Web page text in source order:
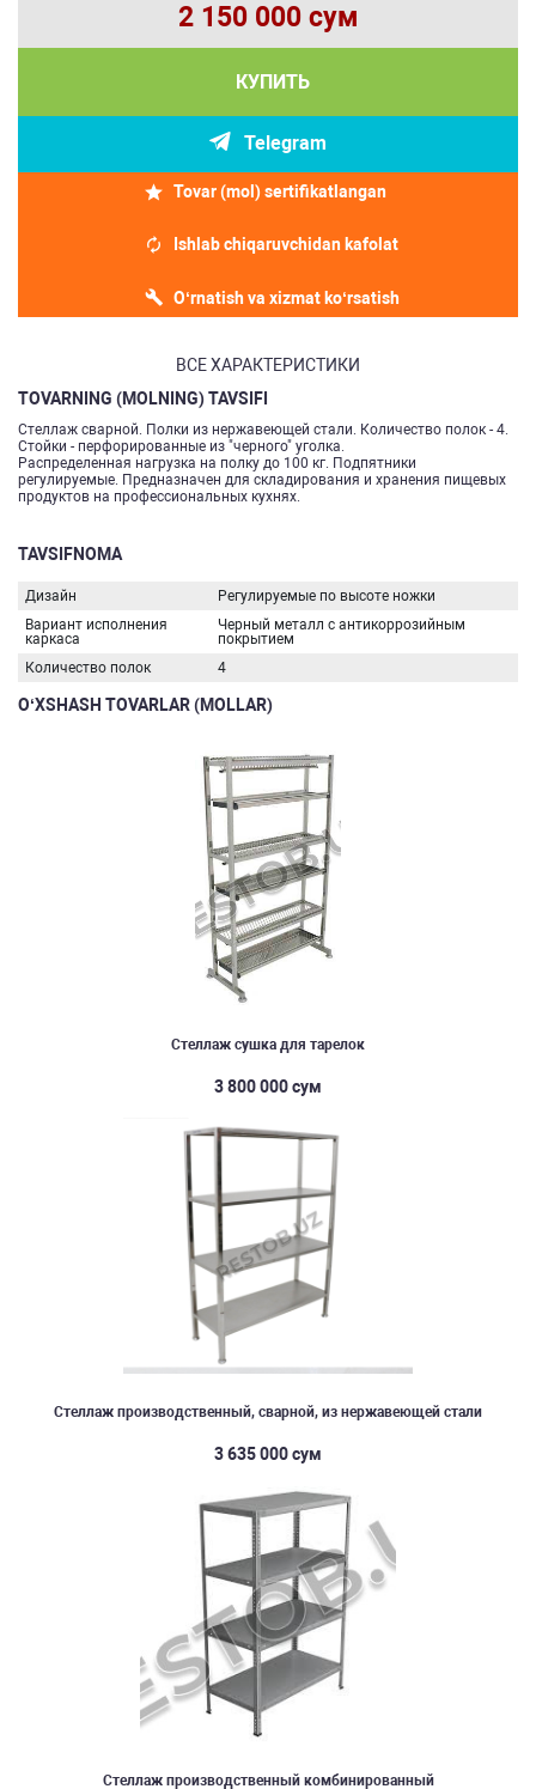
2 150 000 сум
КУПИТЬ
Telegram
Tovar (mol) sertifikatlangan
Ishlab chiqaruvchidan kafolat
O‘rnatish va xizmat ko‘rsatish
ВСЕ ХАРАКТЕРИСТИКИ
TOVARNING (MOLNING) TAVSIFI
Стеллаж сварной. Полки из нержавеющей стали. Количество полок - 4.
Стойки - перфорированные из "черного" уголка.
Распределенная нагрузка на полку до 100 кг. Подпятники
регулируемые. Предназначен для складирования и хранения пищевых
продуктов на профессиональных кухнях.
TAVSIFNOMA
Дизайн
Регулируемые по высоте ножки
Вариант исполнения
каркаса
Черный металл с антикоррозийным
покрытием
Количество полок
4
O‘XSHASH TOVARLAR (MOLLAR)
Стеллаж сушка для тарелок
3 800 000 сум
Стеллаж производственный, сварной, из нержавеющей стали
3 635 000 сум
Стеллаж производственный комбинированный